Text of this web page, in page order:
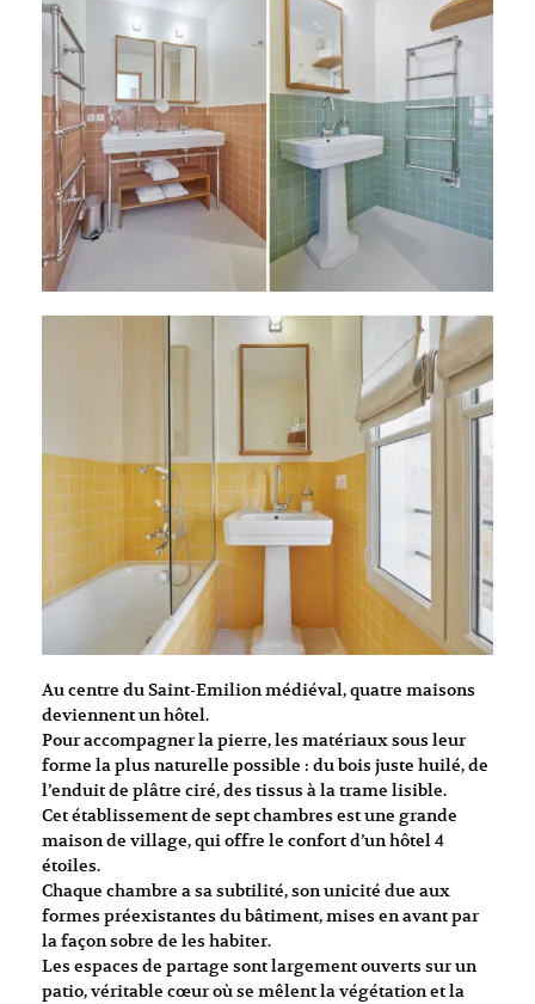
Au centre du Saint-Emilion médiéval, quatre maisons
deviennent un hôtel.
Pour accompagner la pierre, les matériaux sous leur
forme la plus naturelle possible : du bois juste huilé, de
l’enduit de plâtre ciré, des tissus à la trame lisible.
Cet établissement de sept chambres est une grande
maison de village, qui offre le confort d’un hôtel 4
étoiles.
Chaque chambre a sa subtilité, son unicité due aux
formes préexistantes du bâtiment, mises en avant par
la façon sobre de les habiter.
Les espaces de partage sont largement ouverts sur un
patio, véritable cœur où se mêlent la végétation et la